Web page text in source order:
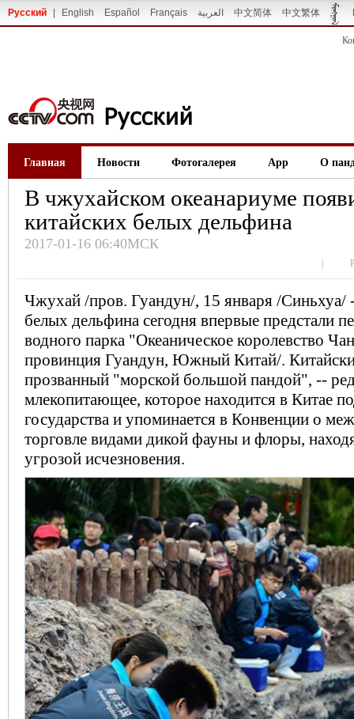
Русский English Español Français العربية 中文简体 中文繁体
Главная Новости Фотогалерея App О
В чжухайском океанариуме
китайских белых дельфина
2017-01-16 06:40МСК
Чжухай /пров. Гуандун/, 15 января /Синьхуа/
белых дельфина сегодня впервые предстали
водного парка "Океаническое королевство
провинция Гуандун, Южный Китай/.
прозванный "морской большой пандой", --
млекопитающее, которое находится в Китае
государства и упоминается в Конвенции о
торговле видами дикой фауны и флоры,
угрозой исчезновения.